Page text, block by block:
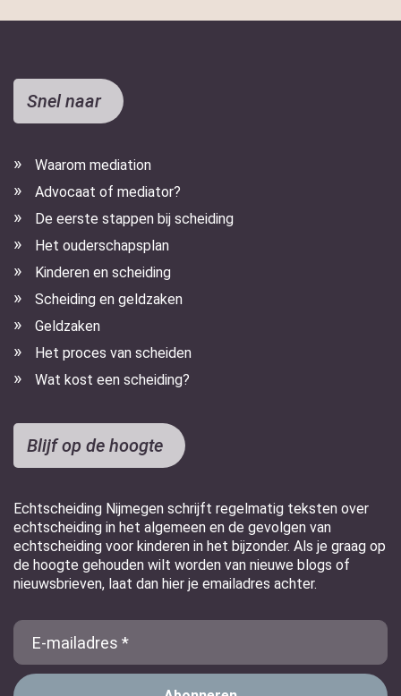
Snel naar
Waarom mediation
Advocaat of mediator?
De eerste stappen bij scheiding
Het ouderschapsplan
Kinderen en scheiding
Scheiding en geldzaken
Geldzaken
Het proces van scheiden
Wat kost een scheiding?
Blijf op de hoogte
Echtscheiding Nijmegen schrijft regelmatig teksten over
echtscheiding in het algemeen en de gevolgen van
echtscheiding voor kinderen in het bijzonder. Als je graag op
de hoogte gehouden wilt worden van nieuwe blogs of
nieuwsbrieven, laat dan hier je emailadres achter.
E-
Mail